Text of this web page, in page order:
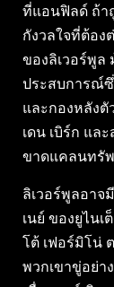
ที่แอนฟิลด์ ถ้า
กังวลใจที่ต้อ
ของลิเวอร์พูล
ประสบการณ์
และกองหลัง
เดน เบิร์ก แล
ขาดแคลนทรั
ลิเวอร์พูลอา
เนย์ ของยูไน
โต้ เฟอร์มิโน่
พวกเขาขู่อย่า